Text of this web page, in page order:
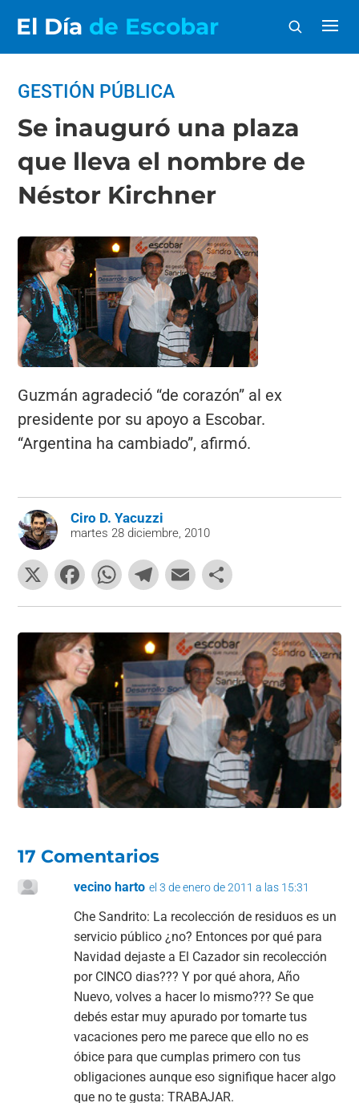
El Día de Escobar
GESTIÓN PÚBLICA
Se inauguró una plaza
que lleva el nombre de
Néstor Kirchner
Guzmán agradeció “de corazón” al ex
presidente por su apoyo a Escobar.
“Argentina ha cambiado”, afirmó.
Ciro D. Yacuzzi
martes 28 diciembre, 2010
X
F
a
c
e
b
o
o
k
W
h
at
s
A
p
p
T
el
e
gr
a
m
E
m
ai
l
o
m
p
ar
tir
17 Comentarios
vecino harto el 3 de enero de 2011 a las 15:31
Che Sandrito: La recolección de residuos es un
servicio público ¿no? Entonces por qué para
Navidad dejaste a El Cazador sin recolección
por CINCO dias??? Y por qué ahora, Año
Nuevo, volves a hacer lo mismo??? Se que
debés estar muy apurado por tomarte tus
vacaciones pero me parece que ello no es
óbice para que cumplas primero con tus
obligaciones aunque eso signifique hacer algo
que no te gusta: TRABAJAR.